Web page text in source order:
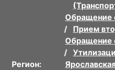
Обращение
Прием
Обращение
Регион: